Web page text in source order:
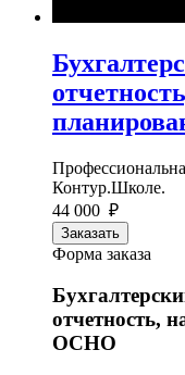
Контур.Школе.
44 000 ₽
Заказать
Форма заказа
отчетность,
ОСНО